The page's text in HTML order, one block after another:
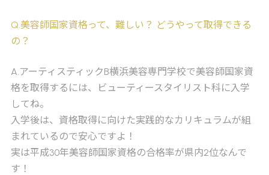
Q.美容師国家資格って、難しい？ どうやって取得できる
の？
A.アーティスティックB横浜美容専門学校で美容師国家資
格を取得するには、ビューティースタイリスト科に入学
してね。
入学後は、資格取得に向けた実践的なカリキュラムが組
まれているので安心ですよ！
実は平成30年美容師国家資格の合格率が県内2位なんで
す！